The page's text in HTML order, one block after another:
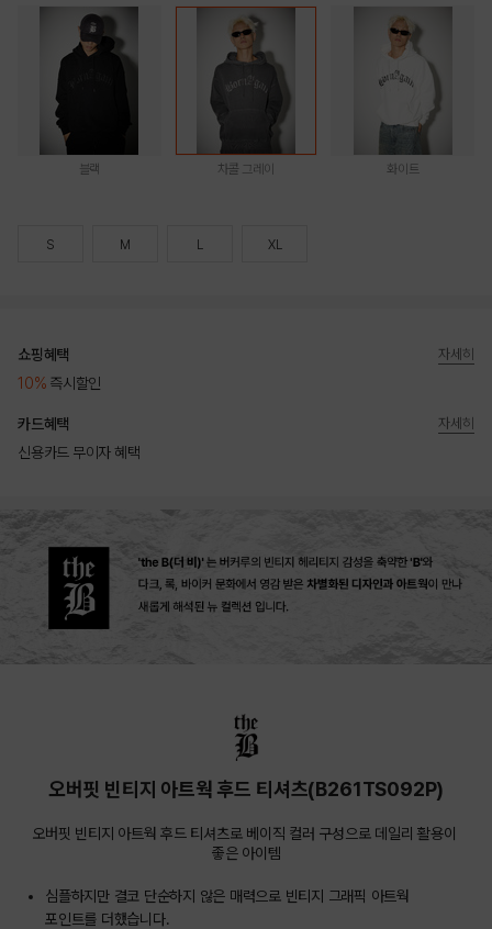
블랙 차콜 그레이 화이트
S M L XL
쇼핑혜택
10% 즉시할인
자세히
카드혜택
신용카드 무이자 혜택
자세히
오버핏 빈티지 아트웍 후드 티셔츠(B261TS092P)
오버핏 빈티지 아트웍 후드 티셔츠로 베이직 컬러 구성으로 데일리 활용이
좋은 아이템
심플하지만 결코 단순하지 않은 매력으로 빈티지 그래픽 아트웍
포인트를 더했습니다.